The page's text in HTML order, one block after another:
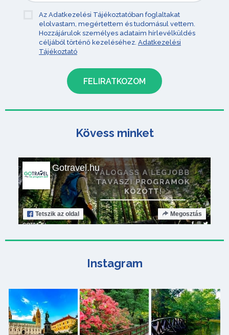
Az Adatkezelési Tájékoztatóban foglaltakat
elolvastam, megértettem és tudomásul vettem.
Hozzájárulok személyes adataim hírlevélküldés
céljából történő kezeléséhez. Adatkezelési
Tájékoztató
Kövess minket
Gotravel.hu
Tetszik az oldal Megosztás
Instagram